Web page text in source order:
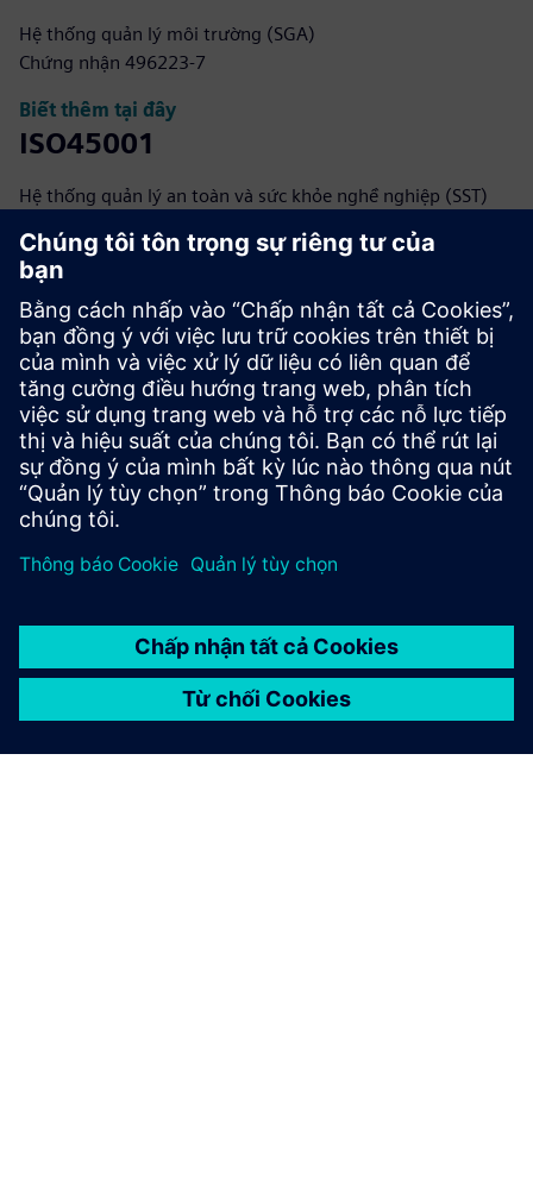
Hệ thống quản lý môi trường (SGA)
Chứng nhận 496223-7
Biết thêm tại đây
ISO45001
Hệ thống quản lý an toàn và sức khỏe nghề nghiệp (SST)
Biết thêm tại đây
NORSOK
Các tiêu chuẩn được phát triển bởi ngành dầu mỏ Na Uy để
cải thiện khả năng cạnh tranh, an toàn, chất lượng và lợi
nhuận trong thăm dò và sản xuất dầu khí.
Giấy chứng nhận 2611-1
Biết thêm tại đây